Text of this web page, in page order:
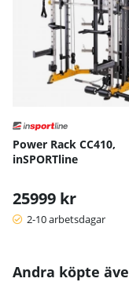
komfort och skydd
Power Rack CC410,
inSPORTline
25999 kr
2-10 arbetsdagar
Andra köpte